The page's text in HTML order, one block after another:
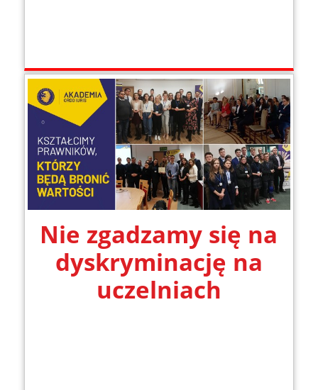
Nie zgadzamy się na
dyskryminację na
uczelniach